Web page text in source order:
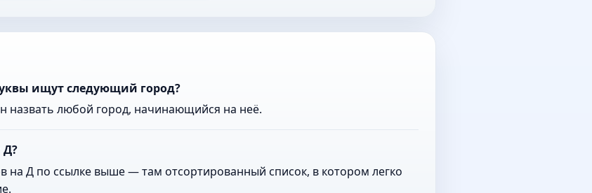
ищут следующий город?
назвать любой город, начинающийся на неё.
Д?
на Д по ссылке выше — там отсортированный список, в котором легко